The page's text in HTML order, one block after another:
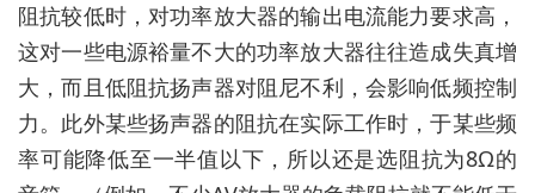
阻抗较低时，对功率放大器的输出电流能力要求高，
这对一些电源裕量不大的功率放大器往往造成失真增
大，而且低阻抗扬声器对阻尼不利，会影响低频控制
力。此外某些扬声器的阻抗在实际工作时，于某些频
率可能降低至一半值以下，所以还是选阻抗为8Ω的